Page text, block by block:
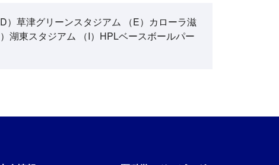
）草津グリーンスタジアム （E）カローラ滋
湖東スタジアム （I）HPLベースボールパー